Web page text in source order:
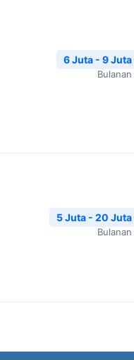
6 Juta - 9 Juta
Bulanan
5 Juta - 20 Juta
Bulanan